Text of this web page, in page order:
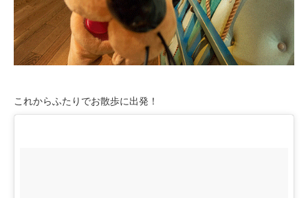
これからふたりでお散歩に出発！